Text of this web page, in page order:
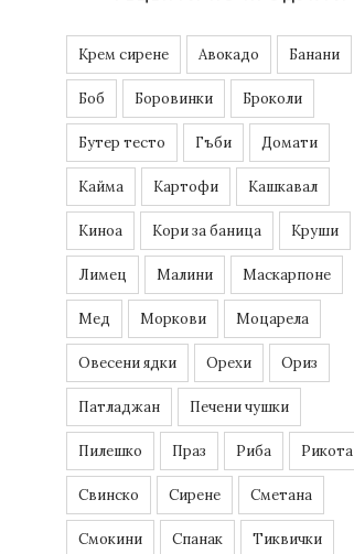
Kрем сирене Авокадо Банани
Боб Боровинки Броколи
Бутер тесто Гъби Домати
Кайма Картофи Кашкавал
Киноа Кори за баница Круши
Лимец Малини Маскарпоне
Мед Моркови Моцарела
Овесени ядки Орехи Ориз
Патладжан Печени чушки
Пилешко Праз Риба Рикота
Свинско Сирене Сметана
Смокини Спанак Тиквички